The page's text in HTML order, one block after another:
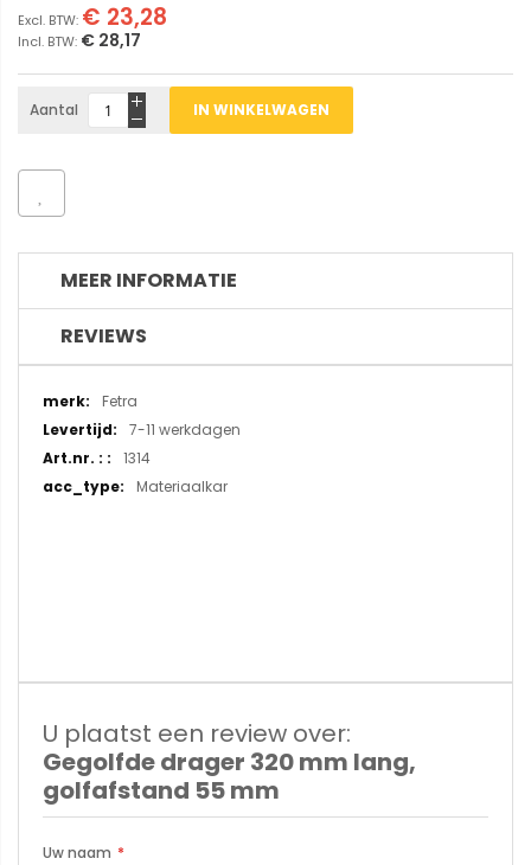
€ 28,17
€ 23,28
Aantal IN WINKELWAGEN
MEER INFORMATIE
REVIEWS
Meer
informatie
Fetra
7-11 werkdagen
1314
Materiaalkar
U plaatst een review over:
Gegolfde drager 320 mm lang,
golfafstand 55 mm
Uw naam